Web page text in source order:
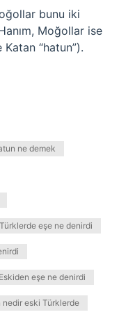
bunu iki
Moğollar ise
“hatun”).
ne demek
eşe ne denirdi
Eskiden eşe ne denirdi
nedir eski Türklerde